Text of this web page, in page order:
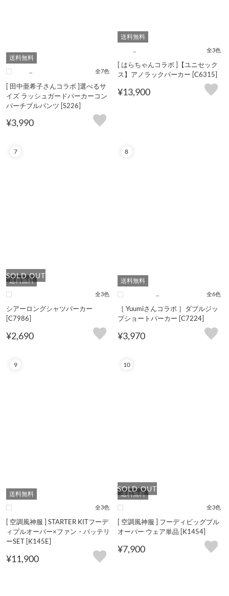
送料無料
全7色
[ 田中亜希子さんコラボ ]選べるサ
イズ ラッシュガードパーカーコン
バーチブルパンツ [S226]
¥3,990
送料無料
全3色
[ はらちゃんコラボ ]【ユニセック
ス】アノラックパーカー [C6315]
¥13,900
7
送料無料
全3色
シアーロングシャツパーカー
[C7986]
¥2,690
8
送料無料
全6色
［ Yuumiさんコラボ ］ダブルジッ
プショートパーカー [C7224]
¥3,970
9
送料無料
全3色
[ 空調風神服 ] STARTER KITフーデ
ィプルオーバー×ファン・バッテリ
ーSET [K145E]
¥11,900
10
送料無料
全3色
[ 空調風神服 ] フーディビッグプル
オーバー ウェア単品 [K1454]
¥7,900